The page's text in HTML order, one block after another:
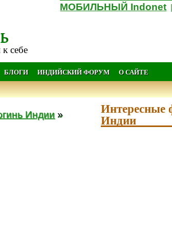
МОБИЛЬНЫЙ Indonet
себе
БЛОГИ ИНДИЙСКИЙ ФОРУМ О САЙТЕ
Индии »
Интересные
Индии